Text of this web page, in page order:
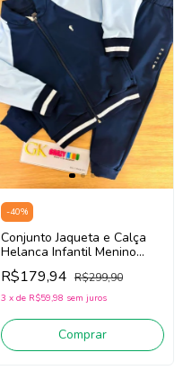
-40%
Conjunto Jaqueta e Calça
Helanca Infantil Menino
Onda Marinha 1261070
(Marinho)
R$179,94 R$299,90
3 x de R$59,98 sem juros
Comprar